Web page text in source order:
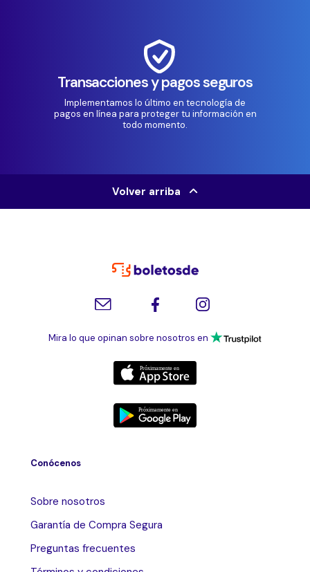
Transacciones y pagos seguros
Implementamos lo último en tecnología de
pagos en línea para proteger tu información en
todo momento.
Volver arriba
Mira lo que opinan sobre nosotros en
Conócenos
Sobre nosotros
Garantía de Compra Segura
Preguntas frecuentes